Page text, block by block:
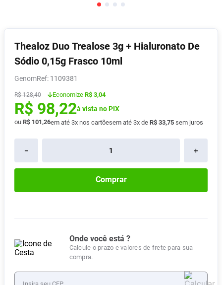
Thealoz Duo Trealose 3g + Hialuronato De
Sódio 0,15g Frasco 10ml
Genom : 1109381
R$ 128,40 Economize R$ 3,04
R$ 98,22à vista no PIX
ou R$ 101 ,26em até 3x nos cartõesem até 3x de R$ 33,75 sem juros
＋
－
Comprar
Onde você está ?
Calcule o prazo e valores de frete para sua
compra.
5º Fralda G
6º Shampoo
7º Desodorante
8º Absorvente
9 º Vitamina D
10 º Lavitan